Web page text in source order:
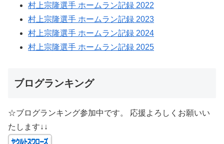
村上宗隆選手 ホームラン記録 2022
村上宗隆選手 ホームラン記録 2023
村上宗隆選手 ホームラン記録 2024
村上宗隆選手 ホームラン記録 2025
ブログランキング
☆ブログランキング参加中です。 応援よろしくお願いい
たします↓↓